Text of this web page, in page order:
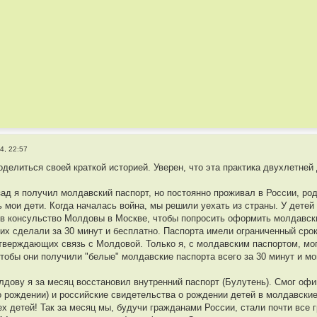
22:57
своей краткой историей. Уверен, что эта практика
я получил молдавский паспорт, но постоянно проживал в России,
мои дети. Когда началась война, мы решили уехать из страны. У
консульство Молдовы в Москве, чтобы попросить оформить
сделали за 30 минут и бесплатно. Паспорта имели ограниченный
связь с Молдовой. Только я, с молдавским паспортом,
они получили "белые" молдавские паспорта всего за 30 минут и
я за месяц восстановил внутренний паспорт (Булутень). Смог
рождении) и российские свидетельства о рождении детей в
детей! Так за месяц мы, будучи гражданами России, стали почти